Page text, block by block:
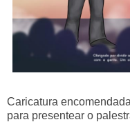
Caricatura
para presentear o